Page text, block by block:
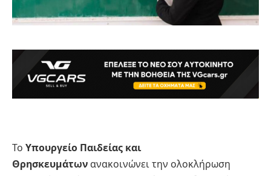
Το Υπουργείο Παιδείας και
Θρησκευμάτων ανακοινώνει την ολοκλήρωση